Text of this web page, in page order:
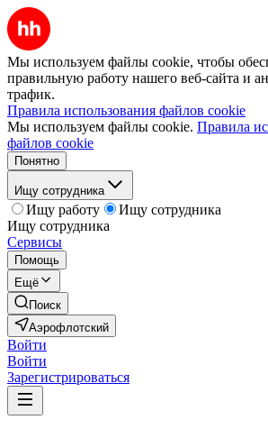
Мы используем файлы cookie, чтобы
правильную работу нашего веб-сайта и
трафик.
Правила использования файлов cookie
Мы используем файлы cookie. Правила
файлов cookie
Понятно
Ищу сотрудника
Ищу работу
Ищу сотрудника
Ищу сотрудника
Сервисы
Помощь
Ещё
Поиск
Аэрофлотский
Войти
Войти
Зарегистрироваться